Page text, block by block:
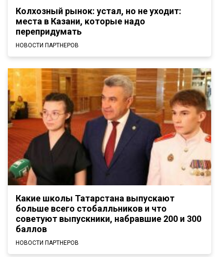
Колхозный рынок: устал, но не уходит:
места в Казани, которые надо
перепридумать
НОВОСТИ ПАРТНЕРОВ
Какие школы Татарстана выпускают
больше всего стобалльников и что
советуют выпускники, набравшие 200 и 300
баллов
НОВОСТИ ПАРТНЕРОВ